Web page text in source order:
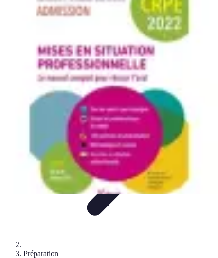
Voyage d'Aventure
Conseils pratiquesDestinations Préparation du voyageOrganisation
Voyage d'Aventure
Préparation